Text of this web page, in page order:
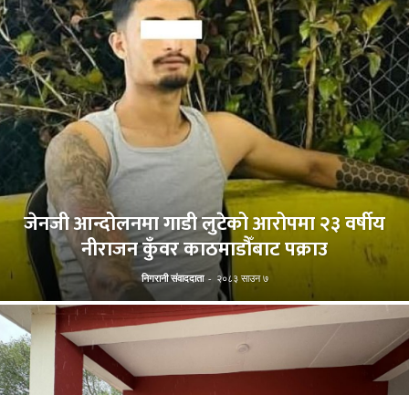
जेनजी आन्दोलनमा गाडी लुटेको आरोपमा २३ वर्षीय
नीराजन कुँवर काठमाडौँबाट पक्राउ
निगरानी संवाददाता - २०८३ साउन ७